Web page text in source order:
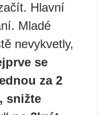
Hlavní
Mladé
nevykvetly,
se
za 2
snižte